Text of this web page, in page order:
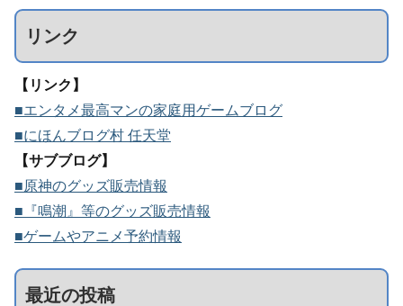
リンク
【リンク】
■エンタメ最高マンの家庭用ゲームブログ
■にほんブログ村 任天堂
【サブブログ】
■原神のグッズ販売情報
■『鳴潮』等のグッズ販売情報
■ゲームやアニメ予約情報
最近の投稿